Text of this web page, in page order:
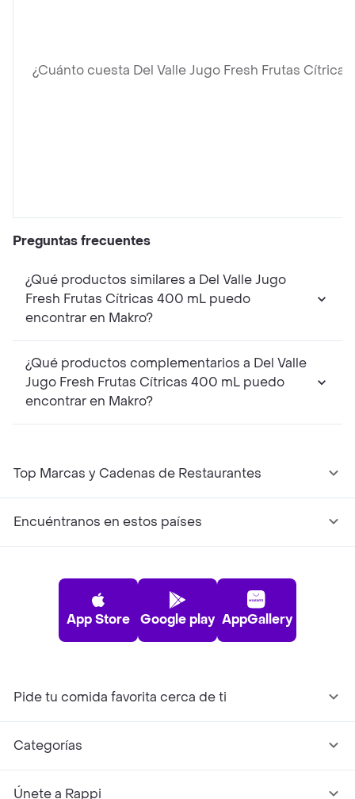
¿Cuánto cuesta Del Valle Jugo Fresh Frutas
Preguntas frecuentes
¿Qué productos similares a Del Valle Jugo
Fresh Frutas Cítricas 400 mL puedo
encontrar en Makro?
¿Qué productos complementarios a Del Valle
Jugo Fresh Frutas Cítricas 400 mL puedo
encontrar en Makro?
Top Marcas y Cadenas de Restaurantes
Encuéntranos en estos países
App Store Google play AppGallery
Pide tu comida favorita cerca de ti
Categorías
Únete a Rappi